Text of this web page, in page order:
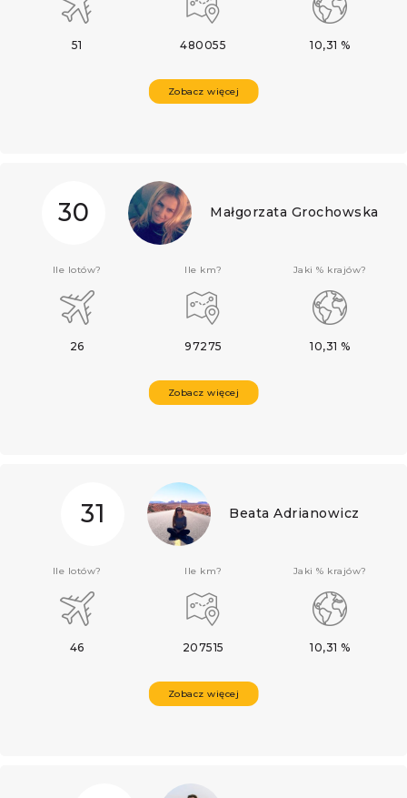
Zobacz więcej
51 480055 10,31 %
30 Małgorzata Grochowska
Zobacz więcej
Ile lotów?
26
Ile km?
97275
Jaki % krajów?
10,31 %
31 Beata Adrianowicz
Zobacz więcej
Ile lotów?
46
Ile km?
207515
Jaki % krajów?
10,31 %